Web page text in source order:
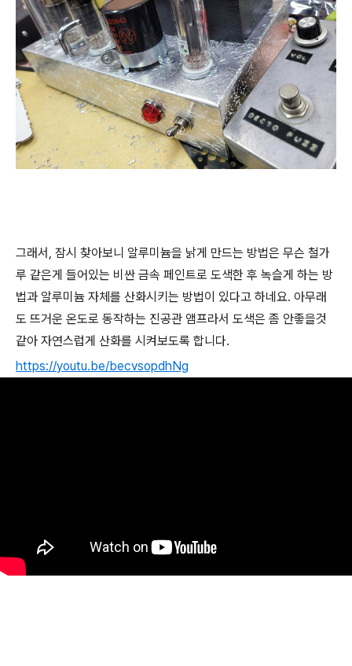
그래서, 잠시 찾아보니 알루미늄을 낡게 만드는 방법은 무슨 철가
루 같은게 들어있는 비싼 금속 페인트로 도색한 후 녹슬게 하는 방
법과 알루미늄 자체를 산화시키는 방법이 있다고 하네요. 아무래
도 뜨거운 온도로 동작하는 진공관 앰프라서 도색은 좀 안좋을것
같아 자연스럽게 산화를 시켜보도록 합니다.
https://youtu.be/becvsopdhNg